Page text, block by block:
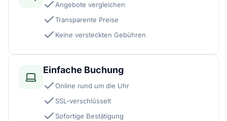
Angebote vergleichen
Transparente Preise
Keine versteckten Gebühren
Einfache Buchung
Online rund um die Uhr
SSL-verschlüsselt
Sofortige Bestätigung